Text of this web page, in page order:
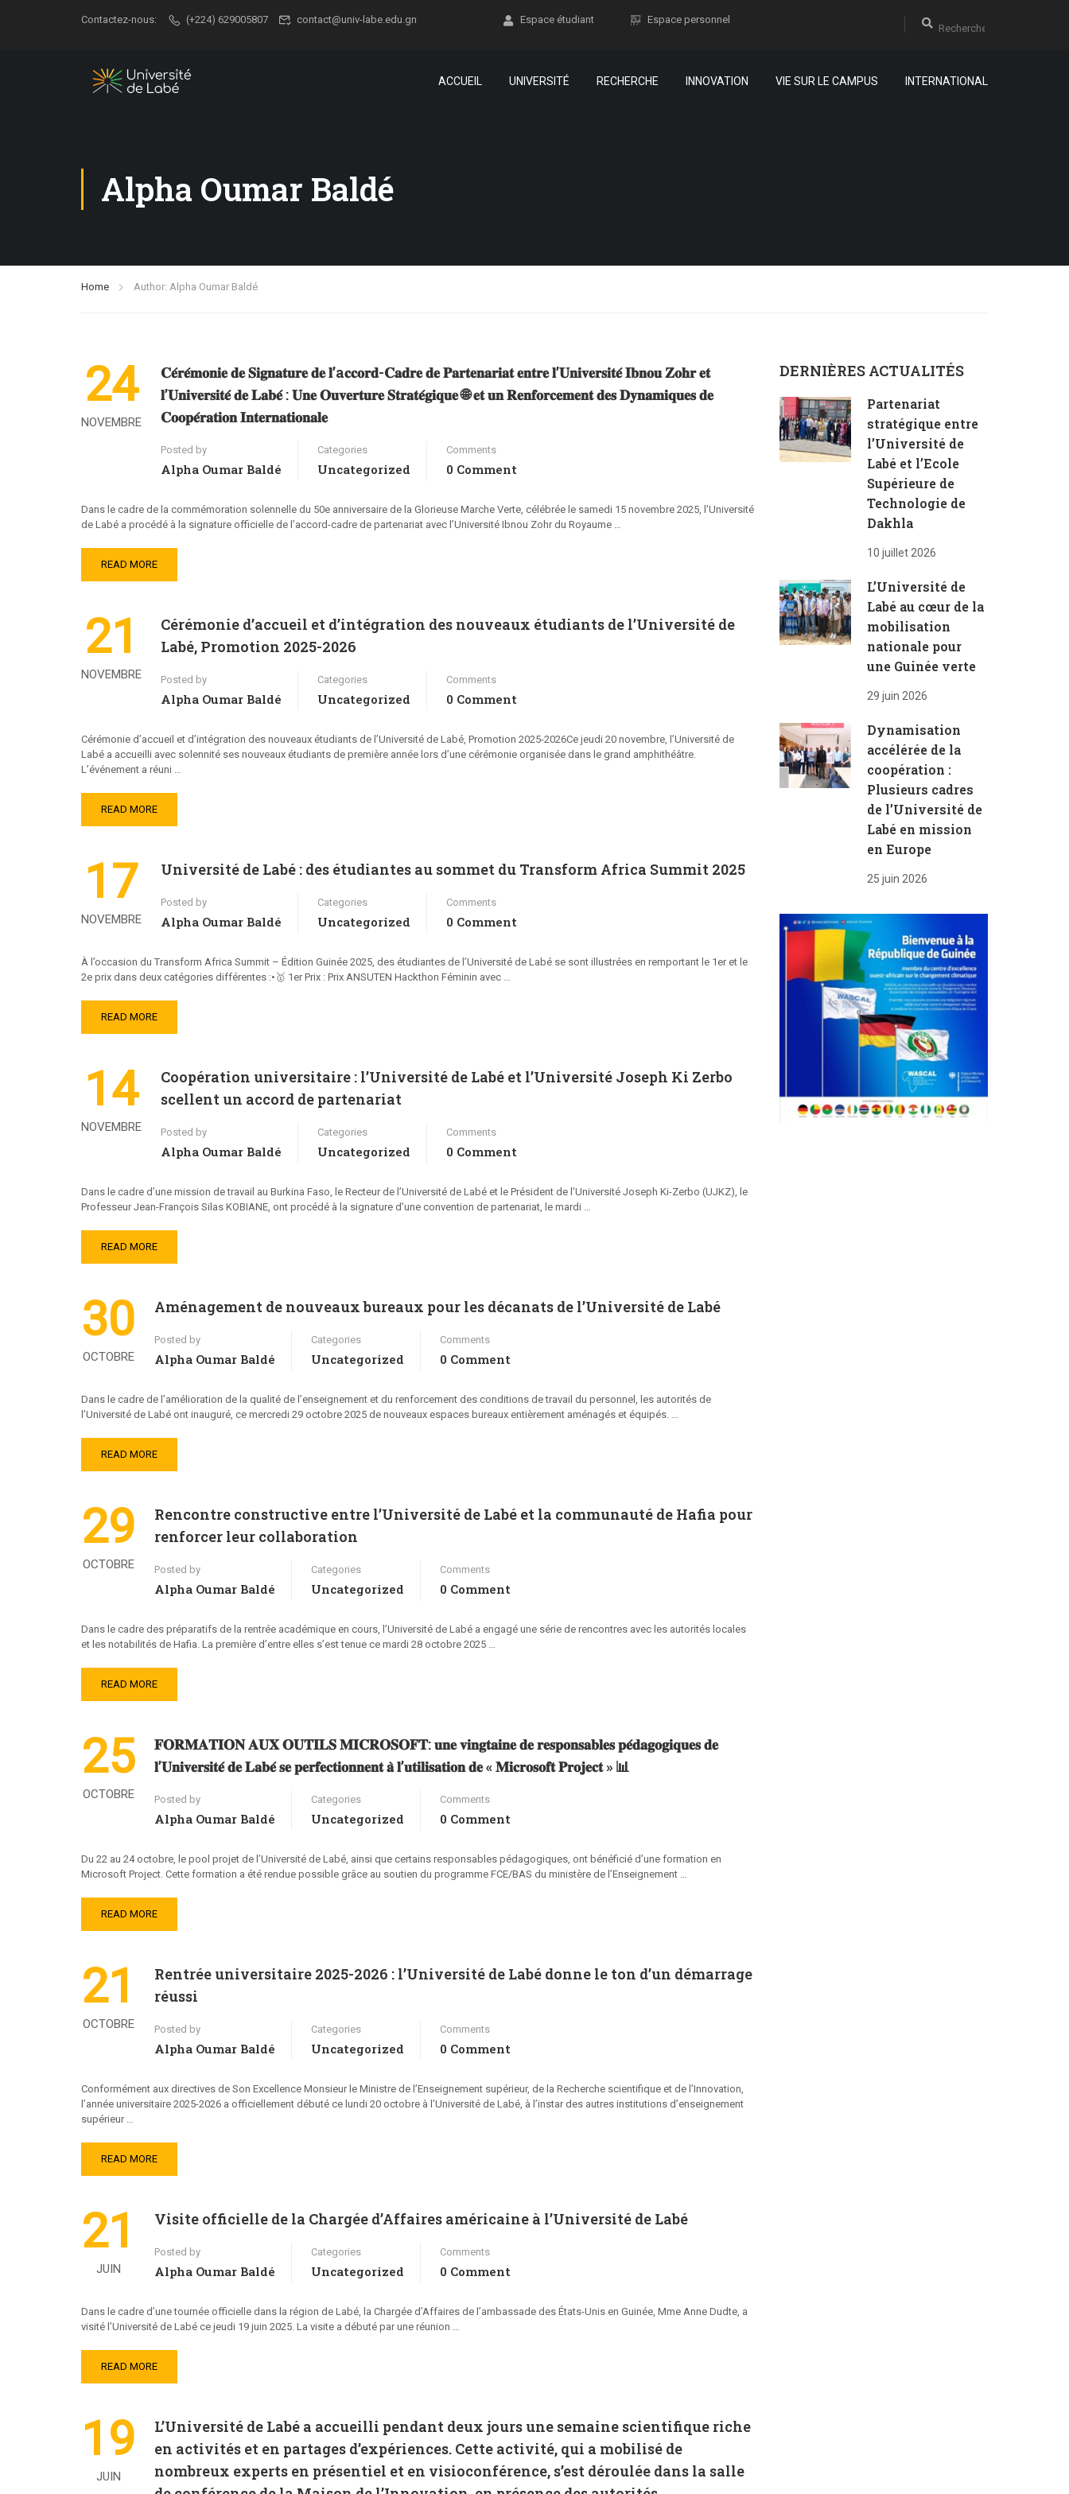
Contactez-nous: (+224) 629005807 contact@univ-labe.edu.gn Espace étudiant Espace personnel
ACCUEIL UNIVERSITÉ RECHERCHE INNOVATION VIE SUR LE CAMPUS INTERNATIONAL
Alpha Oumar Baldé
Home Author: Alpha Oumar Baldé
24
NOVEMBRE
𝐂𝐞́𝐫𝐞́𝐦𝐨𝐧𝐢𝐞 𝐝𝐞 𝐒𝐢𝐠𝐧𝐚𝐭𝐮𝐫𝐞 𝐝𝐞 𝐥’a𝐜𝐜𝐨𝐫𝐝-𝐂𝐚𝐝𝐫𝐞 𝐝𝐞 𝐏𝐚𝐫𝐭𝐞𝐧𝐚𝐫𝐢𝐚𝐭 𝐞𝐧𝐭𝐫𝐞 𝐥’𝐔𝐧𝐢𝐯𝐞𝐫𝐬𝐢𝐭𝐞́ 𝐈𝐛𝐧𝐨𝐮 𝐙𝐨𝐡𝐫 𝐞𝐭
𝐥’𝐔𝐧𝐢𝐯𝐞𝐫𝐬𝐢𝐭𝐞́ 𝐝𝐞 𝐋𝐚𝐛𝐞́ : 𝐔𝐧𝐞 𝐎𝐮𝐯𝐞𝐫𝐭𝐮𝐫𝐞 𝐒𝐭𝐫𝐚𝐭𝐞́𝐠𝐢𝐪𝐮𝐞 🌐 𝐞𝐭 𝐮𝐧 𝐑𝐞𝐧𝐟𝐨𝐫𝐜𝐞𝐦𝐞𝐧𝐭 𝐝𝐞𝐬 𝐃𝐲𝐧𝐚𝐦𝐢𝐪𝐮𝐞𝐬 𝐝𝐞
𝐂𝐨𝐨𝐩𝐞́𝐫𝐚𝐭𝐢𝐨𝐧 𝐈𝐧𝐭𝐞𝐫𝐧𝐚𝐭𝐢𝐨𝐧𝐚𝐥𝐞
Posted by
Alpha Oumar Baldé
Categories
Uncategorized
Comments
0 Comment
Dans le cadre de la commémoration solennelle du 50e anniversaire de la Glorieuse Marche Verte, célébrée le samedi 15 novembre 2025, l’Université
de Labé a procédé à la signature officielle de l’accord-cadre de partenariat avec l’Université Ibnou Zohr du Royaume …
READ MORE
21
NOVEMBRE
Cérémonie d’accueil et d’intégration des nouveaux étudiants de l’Université de
Labé, Promotion 2025-2026
Posted by
Alpha Oumar Baldé
Categories
Uncategorized
Comments
0 Comment
Cérémonie d’accueil et d’intégration des nouveaux étudiants de l’Université de Labé, Promotion 2025-2026Ce jeudi 20 novembre, l’Université de
Labé a accueilli avec solennité ses nouveaux étudiants de première année lors d’une cérémonie organisée dans le grand amphithéâtre.
L’événement a réuni …
READ MORE
17
NOVEMBRE
Université de Labé : des étudiantes au sommet du Transform Africa Summit 2025
Posted by
Alpha Oumar Baldé
Categories
Uncategorized
Comments
0 Comment
À l’occasion du Transform Africa Summit – Édition Guinée 2025, des étudiantes de l’Université de Labé se sont illustrées en remportant le 1er et le
2e prix dans deux catégories différentes :•🥇 1er Prix : Prix ANSUTEN Hackthon Féminin avec …
READ MORE
14
NOVEMBRE
Coopération universitaire : l’Université de Labé et l’Université Joseph Ki Zerbo
scellent un accord de partenariat
Posted by
Alpha Oumar Baldé
Categories
Uncategorized
Comments
0 Comment
Dans le cadre d’une mission de travail au Burkina Faso, le Recteur de l’Université de Labé et le Président de l’Université Joseph Ki-Zerbo (UJKZ), le
Professeur Jean-François Silas KOBIANE, ont procédé à la signature d’une convention de partenariat, le mardi …
READ MORE
30
OCTOBRE
Aménagement de nouveaux bureaux pour les décanats de l’Université de Labé
Posted by
Alpha Oumar Baldé
Categories
Uncategorized
Comments
0 Comment
Dans le cadre de l’amélioration de la qualité de l’enseignement et du renforcement des conditions de travail du personnel, les autorités de
l’Université de Labé ont inauguré, ce mercredi 29 octobre 2025 de nouveaux espaces bureaux entièrement aménagés et équipés. …
READ MORE
29
OCTOBRE
Rencontre constructive entre l’Université de Labé et la communauté de Hafia pour
renforcer leur collaboration
Posted by
Alpha Oumar Baldé
Categories
Uncategorized
Comments
0 Comment
Dans le cadre des préparatifs de la rentrée académique en cours, l’Université de Labé a engagé une série de rencontres avec les autorités locales
et les notabilités de Hafia. La première d’entre elles s’est tenue ce mardi 28 octobre 2025 …
READ MORE
25
OCTOBRE
𝐅𝐎𝐑𝐌𝐀𝐓𝐈𝐎𝐍 𝐀𝐔𝐗 𝐎𝐔𝐓𝐈𝐋𝐒 𝐌𝐈𝐂𝐑𝐎𝐒𝐎𝐅𝐓: 𝐮𝐧𝐞 𝐯𝐢𝐧𝐠𝐭𝐚𝐢𝐧𝐞 𝐝𝐞 𝐫𝐞𝐬𝐩𝐨𝐧𝐬𝐚𝐛𝐥𝐞𝐬 𝐩𝐞́𝐝𝐚𝐠𝐨𝐠𝐢𝐪𝐮𝐞𝐬 𝐝𝐞
𝐥’𝐔𝐧𝐢𝐯𝐞𝐫𝐬𝐢𝐭𝐞́ 𝐝𝐞 𝐋𝐚𝐛𝐞́ 𝐬𝐞 𝐩𝐞𝐫𝐟𝐞𝐜𝐭𝐢𝐨𝐧𝐧𝐞𝐧𝐭 𝐚̀ 𝐥’𝐮𝐭𝐢𝐥𝐢𝐬𝐚𝐭𝐢𝐨𝐧 𝐝𝐞 « 𝐌𝐢𝐜𝐫𝐨𝐬𝐨𝐟𝐭 𝐏𝐫𝐨𝐣𝐞𝐜𝐭 » 📊
Posted by
Alpha Oumar Baldé
Categories
Uncategorized
Comments
0 Comment
Du 22 au 24 octobre, le pool projet de l’Université de Labé, ainsi que certains responsables pédagogiques, ont bénéficié d’une formation en
Microsoft Project. Cette formation a été rendue possible grâce au soutien du programme FCE/BAS du ministère de l’Enseignement …
READ MORE
21
OCTOBRE
Rentrée universitaire 2025-2026 : l’Université de Labé donne le ton d’un démarrage
réussi
Posted by
Alpha Oumar Baldé
Categories
Uncategorized
Comments
0 Comment
Conformément aux directives de Son Excellence Monsieur le Ministre de l’Enseignement supérieur, de la Recherche scientifique et de l’Innovation,
l’année universitaire 2025-2026 a officiellement débuté ce lundi 20 octobre à l’Université de Labé, à l’instar des autres institutions d’enseignement
supérieur …
READ MORE
21
JUIN
Visite officielle de la Chargée d’Affaires américaine à l’Université de Labé
Posted by
Alpha Oumar Baldé
Categories
Uncategorized
Comments
0 Comment
Dans le cadre d’une tournée officielle dans la région de Labé, la Chargée d’Affaires de l’ambassade des États-Unis en Guinée, Mme Anne Dudte, a
visité l’Université de Labé ce jeudi 19 juin 2025. La visite a débuté par une réunion …
READ MORE
19
JUIN
L’Université de Labé a accueilli pendant deux jours une semaine scientifique riche
en activités et en partages d’expériences. Cette activité, qui a mobilisé de
nombreux experts en présentiel et en visioconférence, s’est déroulée dans la salle
DERNIÈRES ACTUALITÉS
Partenariat
stratégique entre
l’Université de
Labé et l’Ecole
Supérieure de
Technologie de
Dakhla
10 juillet 2026
L’Université de
Labé au cœur de la
mobilisation
nationale pour
une Guinée verte
29 juin 2026
Dynamisation
accélérée de la
coopération :
Plusieurs cadres
de l’Université de
Labé en mission
en Europe
25 juin 2026